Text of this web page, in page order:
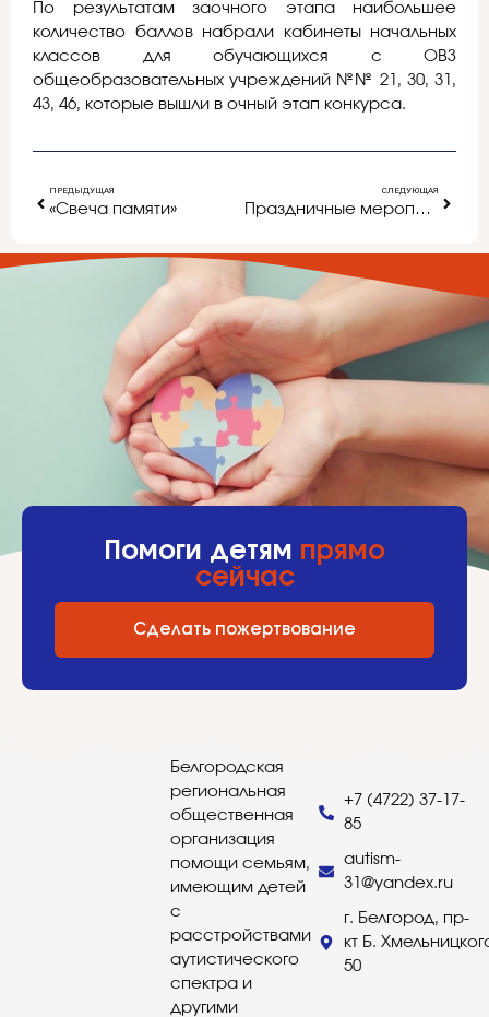
По результатам заочного этапа наибольшее
количество баллов набрали кабинеты начальных
классов для обучающихся с ОВЗ
общеобразовательных учреждений №№ 21, 30, 31,
43, 46, которые вышли в очный этап конкурса.
ПРЕДЫДУЩАЯ
«Свеча памяти»
СЛЕДУЮЩАЯ
Праздничные мероприятия, приуроченные к празднованию Дня Победы, прошли в дошкольных образовательных учреждениях города
Помоги детям прямо
сейчас
Сделать пожертвование
Белгородская
региональная
общественная
организация
помощи семьям,
имеющим детей
с
расстройствами
аутистического
спектра и
другими
+7 (4722) 37-17-
85
autism-
31@yandex.ru
г. Белгород, пр-
кт Б.
50